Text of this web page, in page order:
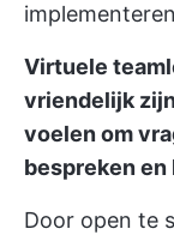
Virtuele
vriendelijk
voelen om
bespreken
Door open te